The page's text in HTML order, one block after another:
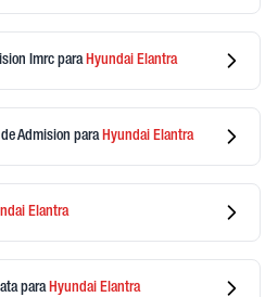
Imrc para Hyundai Elantra
Admision para Hyundai Elantra
Elantra
para Hyundai Elantra